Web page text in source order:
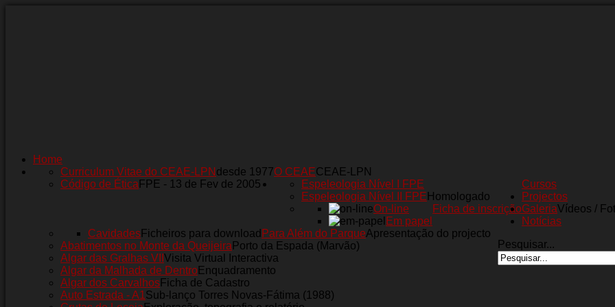
Home
O CEAECEAE-LPN
Curriculum Vitae do CEAE-LPN desde 1977
Código de Ética FPE - 13 de Fev de 2005 Cursos
Espeleologia Nível I FPE
Espeleologia Nível II FPE Homologado
Ficha de inscrição
On-line
Em papel
Projectos
Para Além do ParqueApresentação do projecto
CavidadesFicheiros para download
Abatimentos no Monte da Queijeira Porto da Espada (Marvão)
Algar das Gralhas VII Visita Virtual Interactiva
Algar da Malhada de DentroEnquadramento
Algar dos CarvalhosFicha de Cadastro
Auto Estrada - A1Sub-lanço Torres Novas-Fátima (1988)
GaleriaVídeos /
Notícias
Pesquisar...